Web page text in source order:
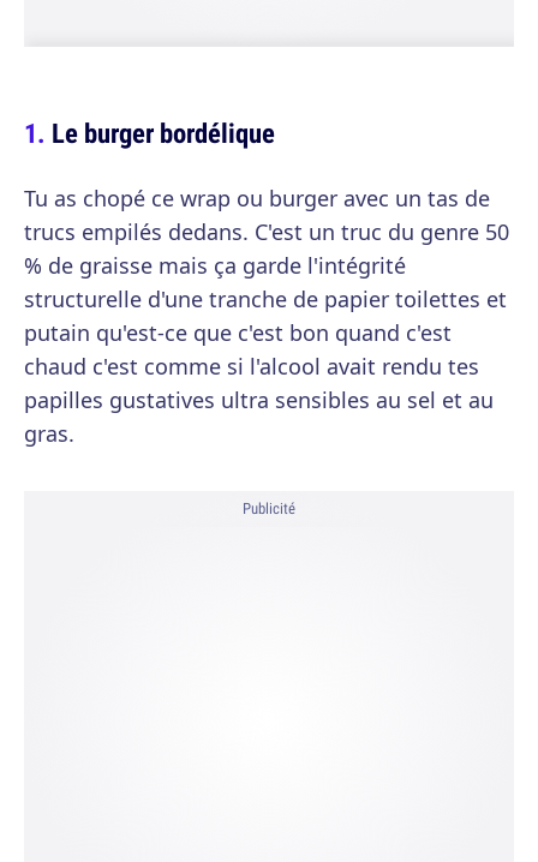
Le burger bordélique
Tu as chopé ce wrap ou burger avec un tas de
trucs empilés dedans. C'est un truc du genre 50
% de graisse mais ça garde l'intégrité
structurelle d'une tranche de papier toilettes et
putain qu'est-ce que c'est bon quand c'est
chaud c'est comme si l'alcool avait rendu tes
papilles gustatives ultra sensibles au sel et au
gras.
Publicité